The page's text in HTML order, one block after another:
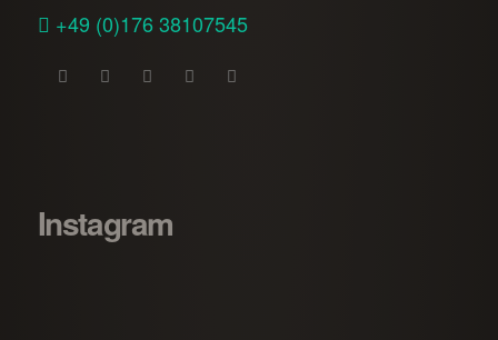
+49 (0)176 38107545
Instagram